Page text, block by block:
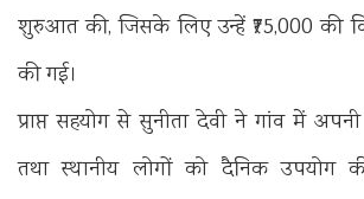
शुरुआत की, जिसके लिए उन्हें ₹75,000 की
की गई।
प्राप्त सहयोग से सुनीता देवी ने गांव में
तथा स्थानीय लोगों को दैनिक उपयोग